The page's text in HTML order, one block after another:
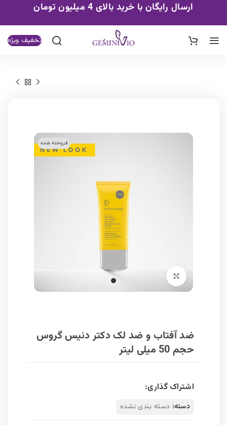
ارسال رایگان با خرید بالای 4 میلیون تومان
تخفیف ویژه
فروخته شده
برای بزرگنمایی کلیک کنید
ضد آفتاب و ضد لک دکتر دنیس گروس
حجم 50 میلی لیتر
اشتراک گذاری:
دسته: دسته بندی نشده